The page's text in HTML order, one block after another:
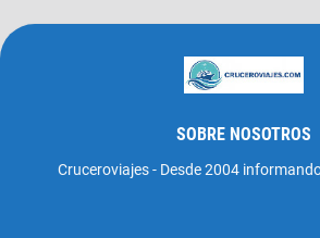
SOBRE NOSOTROS
Cruceroviajes - Desde 2004